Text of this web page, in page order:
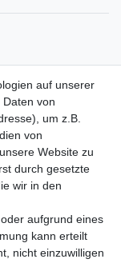
auf unserer
von
um z.B.
von
Website zu
durch gesetzte
wir in den
aufgrund eines
kann erteilt
nicht einzuwilligen